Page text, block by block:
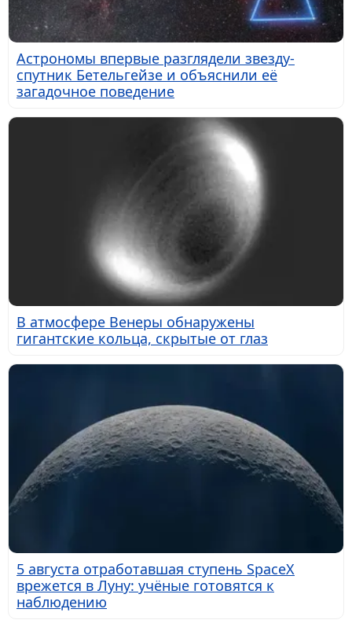
Астрономы впервые разглядели звезду-
спутник Бетельгейзе и объяснили её
загадочное поведение
В атмосфере Венеры обнаружены
гигантские кольца, скрытые от глаз
5 августа отработавшая ступень SpaceX
врежется в Луну: учёные готовятся к
наблюдению